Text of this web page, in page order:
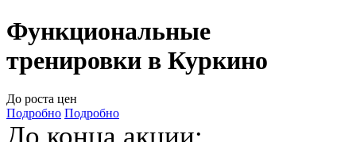
Функциональные
тренировки в Куркино
До роста цен
Подробно Подробно